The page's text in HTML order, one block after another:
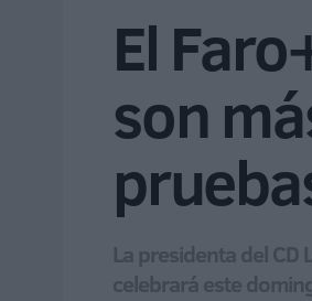
El
son
La presidenta del
celebrará este